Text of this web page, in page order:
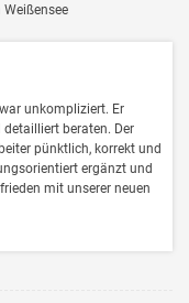
unkompliziert. Er
beraten. Der
pünktlich, korrekt und
ergänzt und
mit unserer neuen